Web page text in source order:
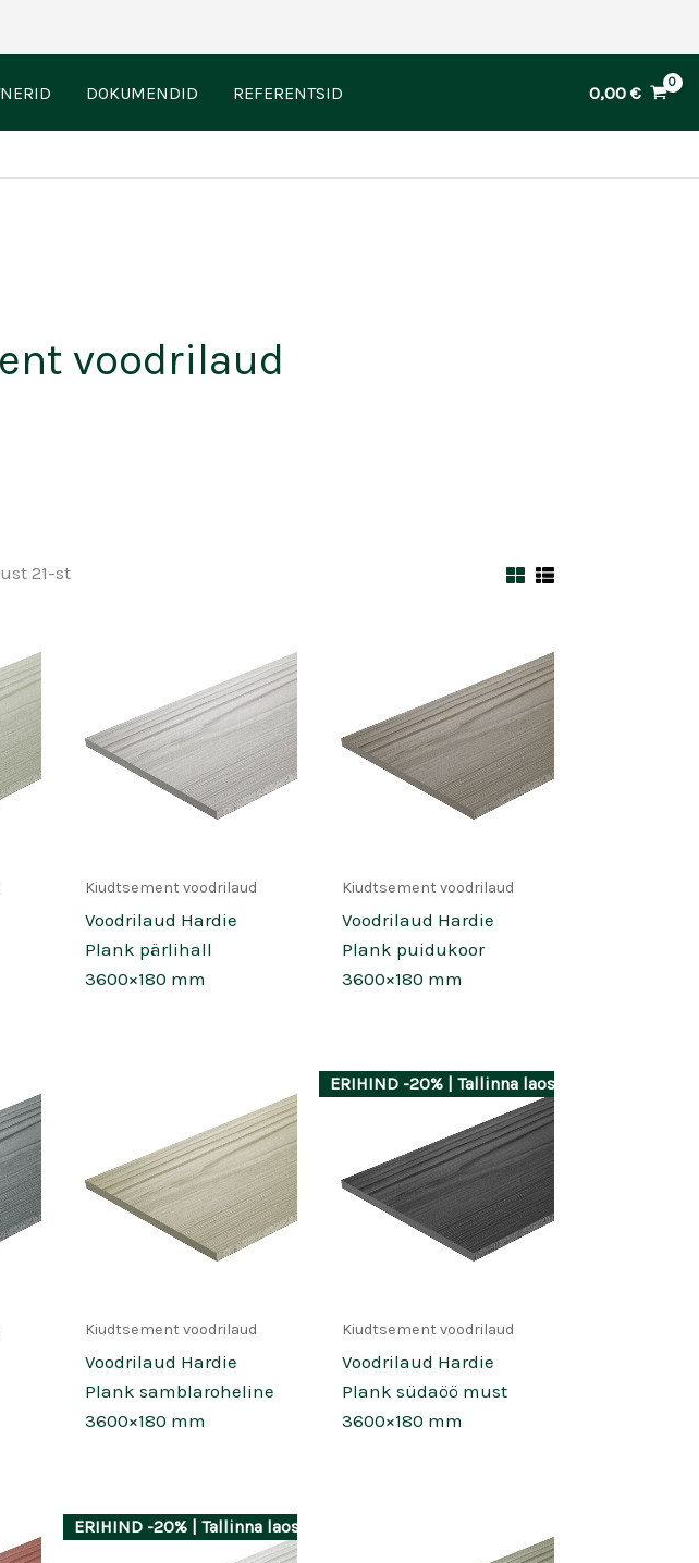
DOKUMENDID REFERENTSID 0,00€
voodrilaud
21-st
Kiudtsement voodrilaud
Voodrilaud Hardie
Plank pärlihall
3600×180 mm
Kiudtsement voodrilaud
Voodrilaud Hardie
Plank puidukoor
3600×180 mm
Kiudtsement voodrilaud
Voodrilaud Hardie
Plank samblaroheline
3600×180 mm
ERIHIND -20% | Tallinna laos
Kiudtsement voodrilaud
Voodrilaud Hardie
Plank südaöö must
3600×180 mm
ERIHIND -20% | Tallinna laos